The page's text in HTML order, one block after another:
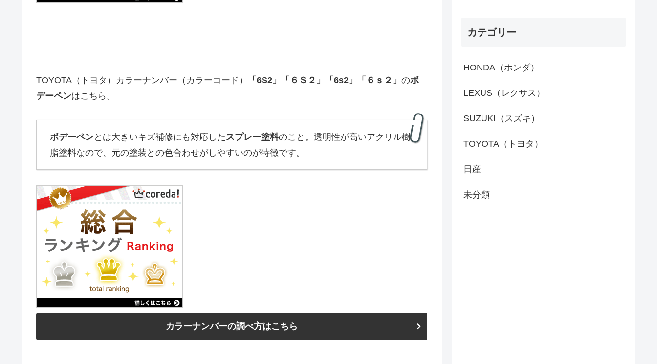
TOYOTA（トヨタ）カラーナンバー（カラーコード） 「 6S2 」 「６Ｓ２」「6s2」「６ｓ２」 のボ
デーペンはこちら。
ボデーペンとは大きいキズ補修にも対応した スプレー塗料のこと。透明性が高いアクリル樹
脂塗料なので、元の塗装との色合わせがしやすいのが特徴です。
カラーナンバーの調べ方はこちら
カテゴリー
HONDA（ホンダ）
LEXUS（レクサス）
SUZUKI（スズキ）
TOYOTA（トヨタ）
日産
未分類